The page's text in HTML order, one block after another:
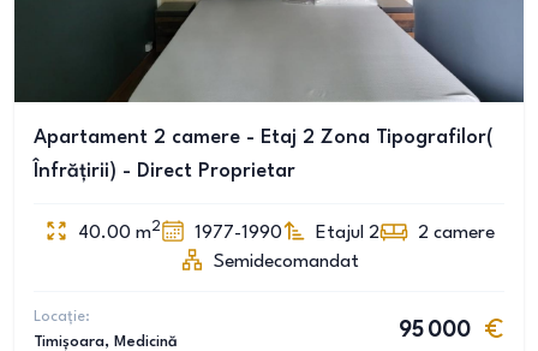
Apartament 2 camere - Etaj 2 Zona Tipografilor(
Înfrățirii) - Direct Proprietar
40.00 m2 1977-1990 Etajul 2 2 camere
Semidecomandat
Locație:
Timișoara, Medicină
95 000